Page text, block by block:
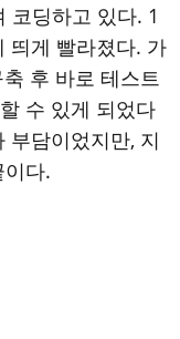
코딩하고 있다. 1
띄게 빨라졌다. 가
후 바로 테스트
수 있게 되었다
부담이었지만, 지
다.